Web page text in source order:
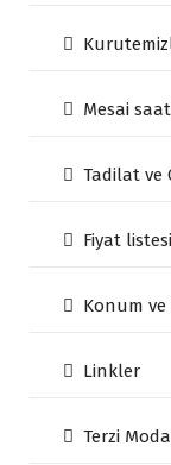
Mesai
Tadilat ve
Fiyat listesi
Konum ve
Linkler
Terzi